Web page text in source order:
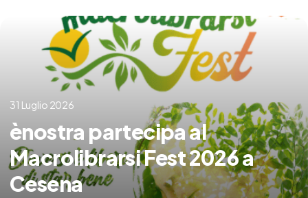
31 Luglio 2026
ènostra partecipa al
Macrolibrarsi Fest 2026 a
Cesena